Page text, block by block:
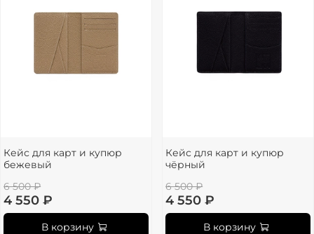
Кейс для карт и купюр
бежевый
6 500 ₽
4 550 ₽
В корзину
Кейс для карт и купюр
чёрный
6 500 ₽
4 550 ₽
В корзину